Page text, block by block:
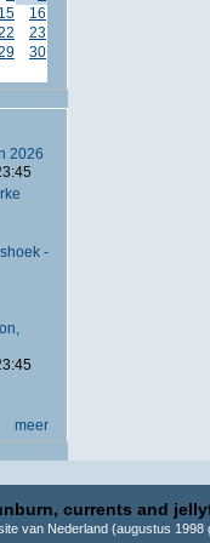
15
16
23
30
2026
-
meer
currents and
van Nederland (augustus 1998